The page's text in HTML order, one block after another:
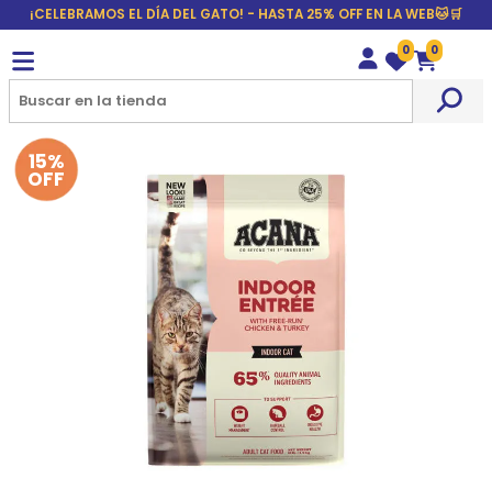
¡CELEBRAMOS EL DÍA DEL GATO! - HASTA 25% OFF EN LA WEB🐱🛒
Wishlist
0
Carrito
0
15%
OFF